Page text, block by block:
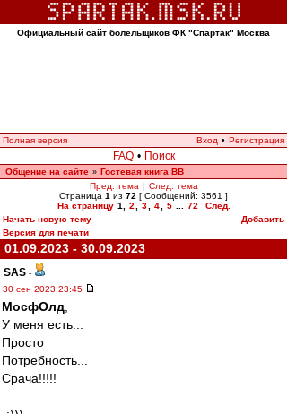
Официальный сайт болельщиков ФК "Спартак" Москва
Полная версия Вход • Регистрация
FAQ • Поиск
Общение на сайте » Гостевая книга ВВ
Пред. тема | След. тема
Страница 1 из 72 [ Сообщений: 3561 ]
На страницу 1 2 3 4 5 72
След.
Начать новую тему
Добавить
Версия для печати
01.09.2023 - 30.09.2023
SAS -
30 сен 2023 23:45
МосфОлд
У меня есть...
Просто
Потребность...
Срача!!!!!